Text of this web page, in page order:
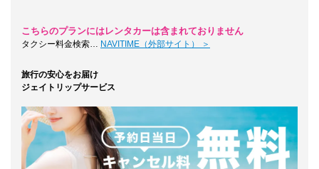
こちらのプランにはレンタカーは含まれておりません
タクシー料金検索… NAVITIME（外部サイト） ＞
旅行の安心をお届け
ジェイトリップサービス